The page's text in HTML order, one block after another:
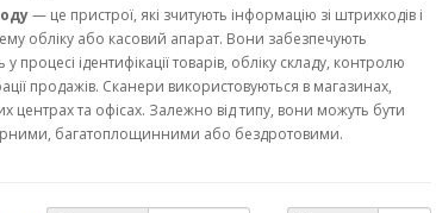
— це пристрої, які зчитують інформацію зі штрихкодів і
обліку або касовий апарат. Вони забезпечують
у процесі ідентифікації товарів, обліку складу, контролю
продажів. Сканери використовуються в магазинах,
центрах та офісах. Залежно від типу, вони можуть бути
багатоплощинними або бездротовими.